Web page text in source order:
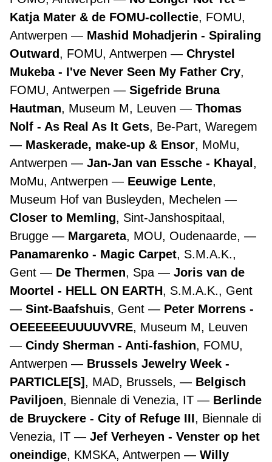
Katja Mater & de FOMU-collectie, FOMU,
Antwerpen
Mashid Mohadjerin - Spiraling
Outward, FOMU, Antwerpen
Chrystel
Mukeba - I've Never Seen My Father Cry,
FOMU, Antwerpen
Sigefride Bruna
Hautman, Museum M, Leuven
Thomas
Nolf - As Real As It Gets, Be-Part, Waregem
Maskerade, make-up & Ensor, MoMu,
Antwerpen
Jan-Jan van Essche - Khayal ,
MoMu, Antwerpen
Eeuwige Lente,
Museum Hof van Busleyden, Mechelen
Closer to Memling, Sint-Janshospitaal,
Brugge
Margareta, MOU, Oudenaarde,
Panamarenko - Magic Carpet, S.M.A.K.,
Gent
De Thermen, Spa
Joris van de
Moortel - HELL ON EARTH, S.M.A.K., Gent
Sint-Baafshuis, Gent
Peter Morrens -
OEEEEEEUUUUVVRE, Museum M, Leuven
Cindy Sherman - Anti-fashion, FOMU,
Antwerpen
Brussels Jewelry Week -
PARTICLE[S] , MAD, Brussels,
Belgisch
Paviljoen, Biennale di Venezia, IT
Berlinde
de Bruyckere - City of Refuge III, Biennale di
Venezia, IT
Jef Verheyen - Venster op het
oneindige, KMSKA, Antwerpen
Willy